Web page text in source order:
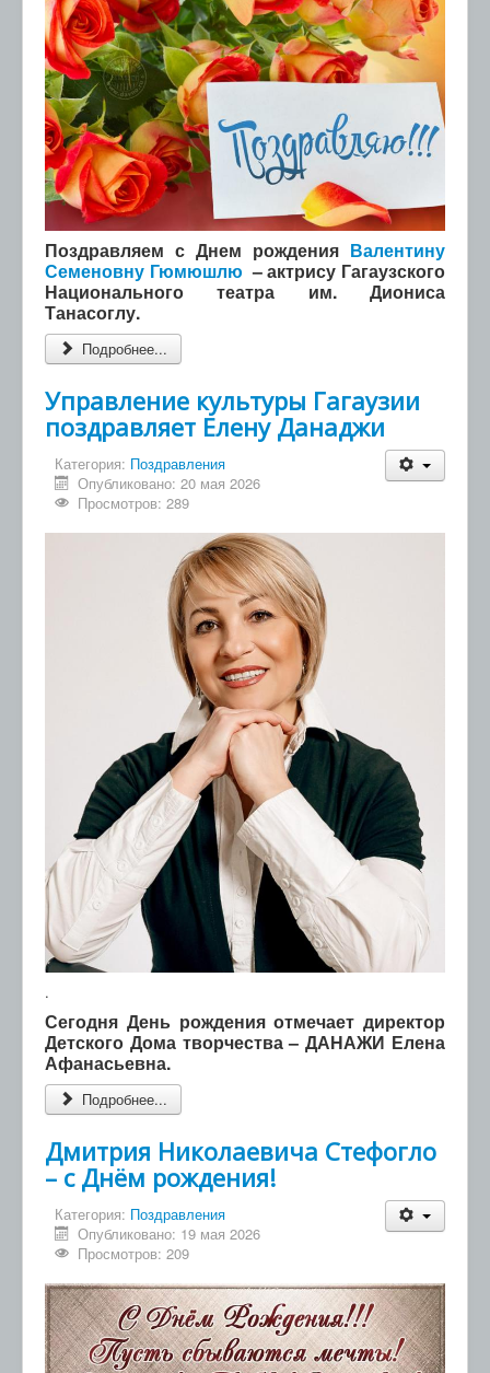
Поздравляем с Днем рождения Валентину
Семеновну Гюмюшлю – актрису Гагаузского
Национального театра им. Диониса
Танасоглу.
Подробнее...
Управление культуры Гагаузии
поздравляет Елену Данаджи
Категория: Поздравления
Опубликовано: 20 мая 2026
Просмотров: 289
.
Сегодня День рождения отмечает директор
Детского Дома творчества – ДАНАЖИ Елена
Афанасьевна.
Подробнее...
Дмитрия Николаевича Стефогло
– с Днём рождения!
Категория: Поздравления
Опубликовано: 19 мая 2026
Просмотров: 209